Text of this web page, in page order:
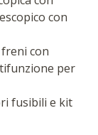
con
con
per
fusibili e kit